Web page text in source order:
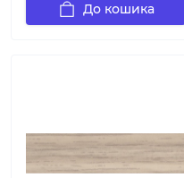
До кошика